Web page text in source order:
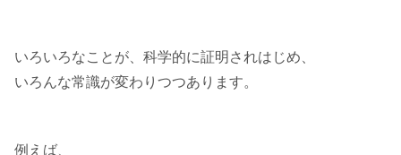
いろいろなことが、科学的に証明されはじめ、
いろんな常識が変わりつつあります。
例えば、